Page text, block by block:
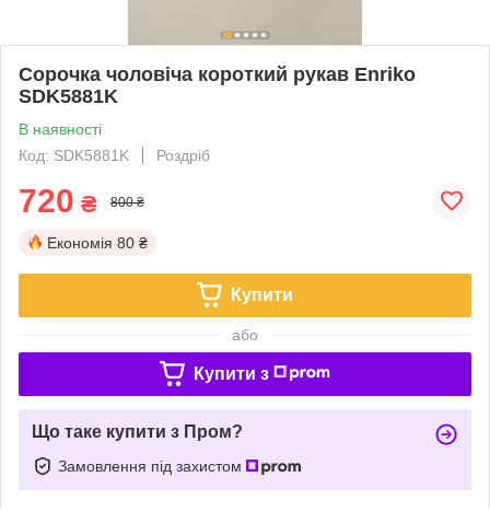
Сорочка чоловіча короткий рукав Enriko
SDK5881K
В наявності
Код: SDK5881K
Роздріб
720 ₴ 800 ₴
Економія 80 ₴
Купити
або
Купити з
Що таке купити з Пром?
Замовлення під захистом